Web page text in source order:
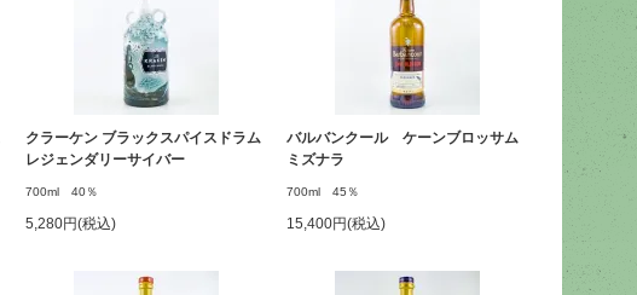
クラーケン ブラックスパイスドラム
レジェンダリーサイバー
700ml 40％
5,280円(税込)
バルバンクール ケーンブロッサム
ミズナラ
700ml 45％
15,400円(税込)